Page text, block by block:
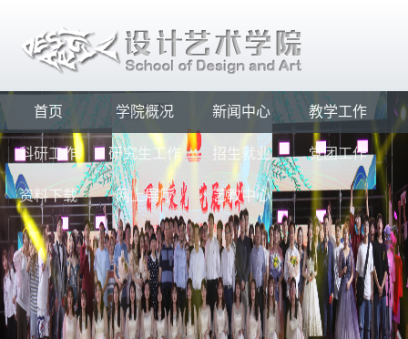
河南工业大学 | 河南省工业设计研究院
首页 学院概况 新闻中心 教学工作
科研工作 研究生工作 招生就业 党团工作
资料下载 网上展厅 艺教中心